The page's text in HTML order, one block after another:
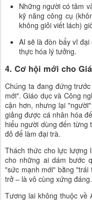
Những người có tâm
kỹ năng công cụ
không giỏi viết lách)
AI sẽ là đòn bẩy vĩ
thực hóa lý tưởng.
4. Cơ hội mới cho
Chúng ta đang đứng
mới". Giáo dục và Công
cận hơn, nhưng lại
giảng được cá nhân hóa
hiểu người dùng đến từng
đỏ để làm đại trà.
Thách thức cho lực lượng
cho những ai dám bước
"sức mạnh mới" bằng
trở – là vô cùng xứng đáng.
Tương lai không thuộc về